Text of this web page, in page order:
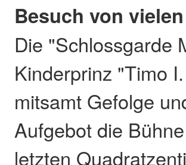
Besuch von
Die "Schlossgarde
Kinderprinz "Timo
mitsamt Gefolge
Aufgebot die
letzten